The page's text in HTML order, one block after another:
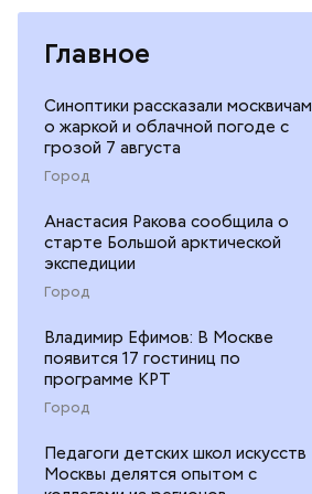
Главное
Синоптики рассказали москвичам
о жаркой и облачной погоде с
грозой 7 августа
Город
Анастасия Ракова сообщила о
старте Большой арктической
экспедиции
Город
Владимир Ефимов: В Москве
появится 17 гостиниц по
программе КРТ
Город
Педагоги детских школ искусств
Москвы делятся опытом с